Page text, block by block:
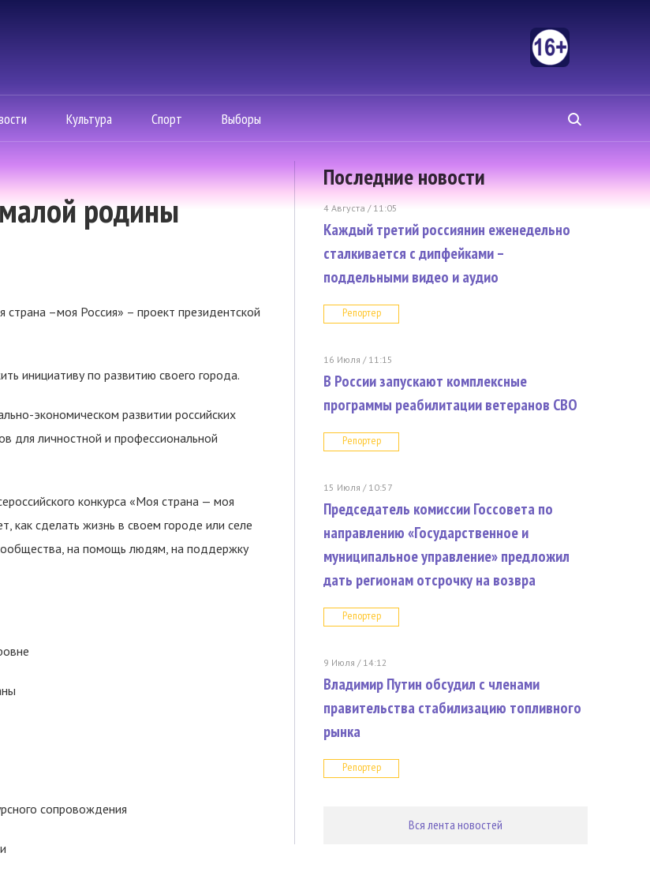
Культура Спорт Выборы
родины
страна –моя Россия» – проект президентской
инициативу по развитию своего города.
экономическом развитии российских
для личностной и профессиональной
конкурса «Моя страна — моя
как сделать жизнь в своем городе или селе
на помощь людям, на поддержку
сопровождения
Последние новости
4 Августа / 11:05
Каждый третий россиянин еженедельно
сталкивается с дипфейками –
поддельными видео и аудио
Репортер
16 Июля / 11:15
В России запускают комплексные
программы реабилитации ветеранов СВО
Репортер
15 Июля / 10:57
Председатель комиссии Госсовета по
направлению «Государственное и
муниципальное управление» предложил
дать регионам отсрочку на возвра
Репортер
9 Июля / 14:12
Владимир Путин обсудил с членами
правительства стабилизацию топливного
рынка
Репортер
Вся лента новостей